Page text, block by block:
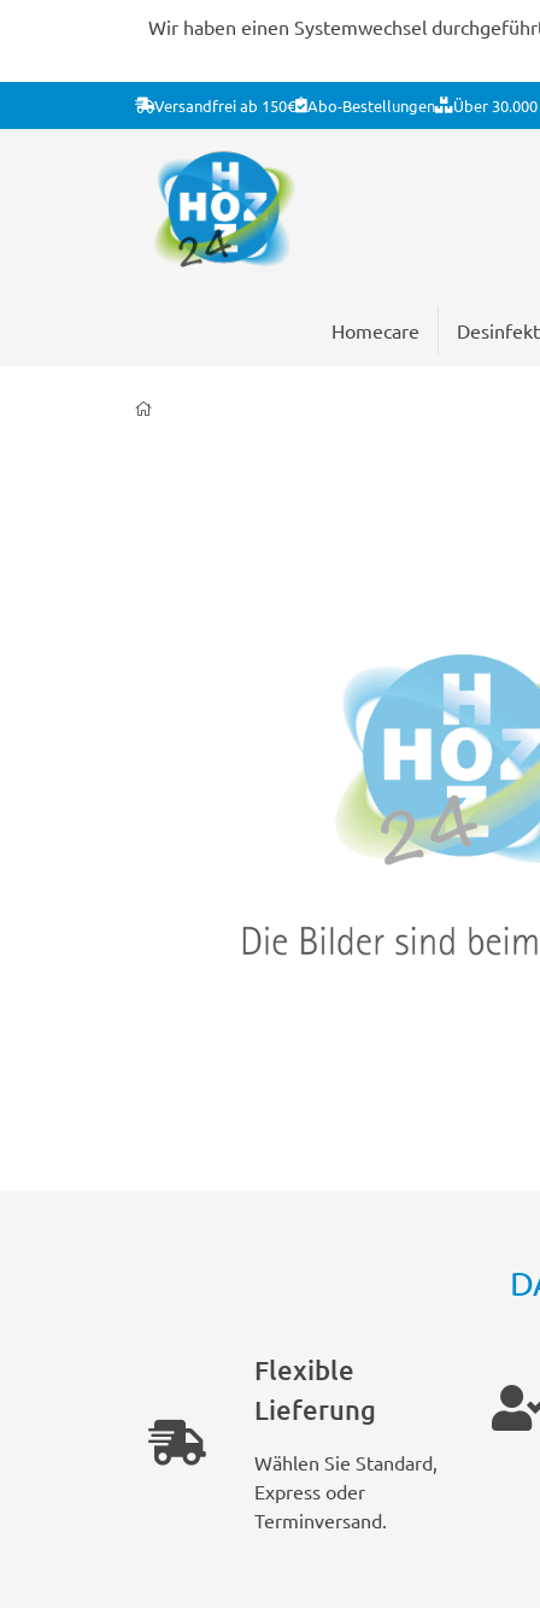
Wir haben einen Systemwechsel
Versandfrei ab 150€ Abo-Bestellungen Über
Homecare
Flexible
Lieferung
Wählen Sie Standard,
Express oder
Terminversand.